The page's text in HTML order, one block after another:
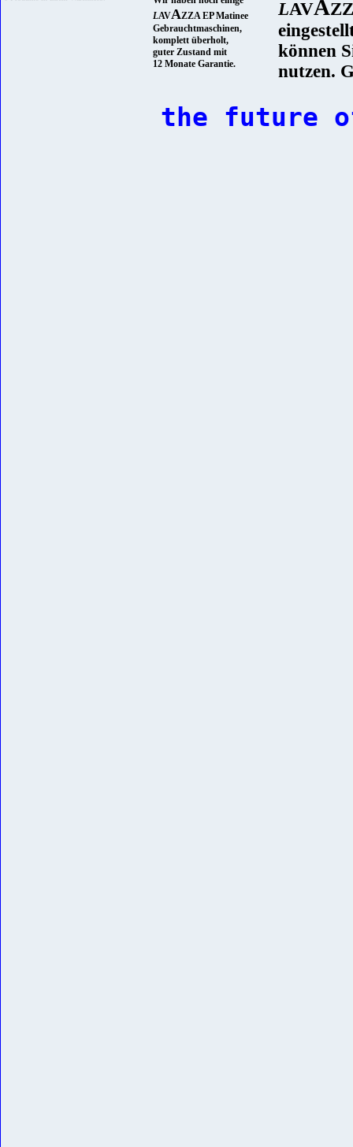
LAVAZZA EP Matinee
Gebrauchtmaschinen,
komplett überholt,
guter Zustand mit
12 Monate Garantie.
LAVA
können
nutzen.
the future